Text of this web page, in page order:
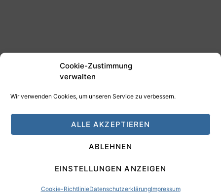
Cookie-Zustimmung
verwalten
Wir verwenden Cookies, um unseren Service zu verbessern.
ALLE AKZEPTIEREN
ABLEHNEN
EINSTELLUNGEN ANZEIGEN
Cookie-RichtlinieDatenschutzerklärungImpressum
HAMANN DESIGN - Digitale Medien
Impressum Datenschutz